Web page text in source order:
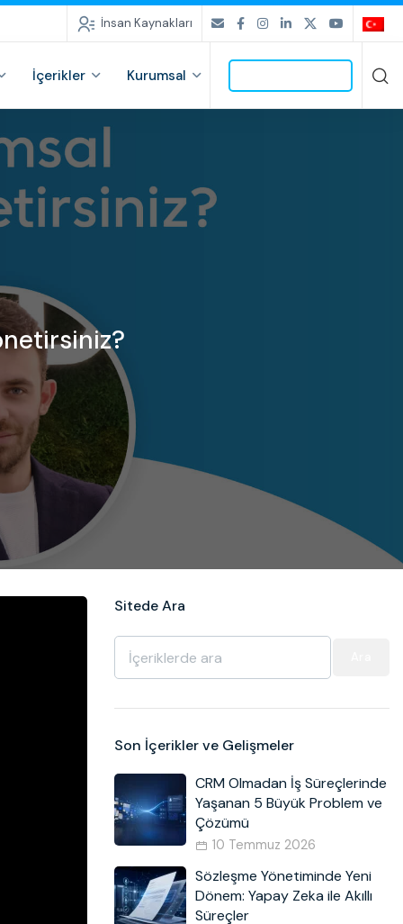
İnsan Kaynakları
İçerikler Kurumsal
Sitede Ara
Son İçerikler ve Gelişmeler
CRM Olmadan İş Süreçlerinde
Yaşanan 5 Büyük Problem ve
Çözümü
10 Temmuz 2026
Sözleşme Yönetiminde Yeni
Dönem: Yapay Zeka ile Akıllı
Süreçler